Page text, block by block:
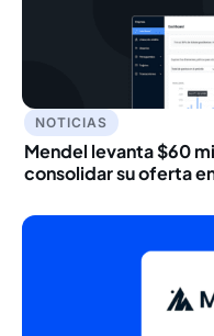
NOTICIAS
Mendel levanta $60
consolidar su oferta